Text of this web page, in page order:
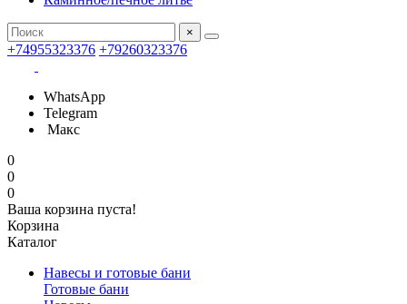
×
+74955323376 +79260323376
WhatsApp
Telegram
Макс
0
0
0
Ваша корзина пуста!
Корзина
Каталог
Навесы и готовые бани
Готовые бани